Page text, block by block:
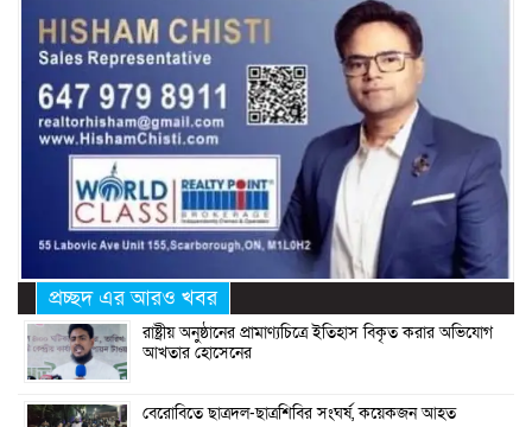
প্রচ্ছদ এর আরও খবর
রাষ্ট্রীয় অনুষ্ঠানের প্রামাণ্যচিত্রে ইতিহাস বিকৃত করার অভিযোগ
আখতার হোসেনের
বেরোবিতে ছাত্রদল-ছাত্রশিবির সংঘর্ষ, কয়েকজন আহত